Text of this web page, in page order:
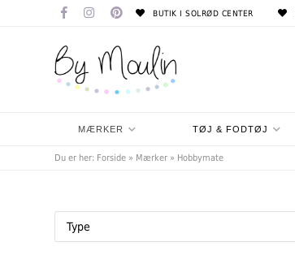
BUTIK I SOLRØD CENTER
MÆRKER TØJ & FODTØJ
Du er her: Forside » Mærker » Hobbymate
Type